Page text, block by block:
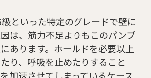
といった特定のグレードで壁に
は、筋力不足よりもこのパンプ
あります。ホールドを必要以上
り、呼吸を止めたりすること
加速させてしまっているケース